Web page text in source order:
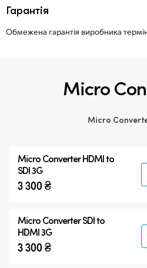
Гарантія
Обмежена гарантія виробника
Micro
Micro
Аксесуари
Micro ConverterHDMI to
SDI 3G
3 300 ₴
Micro ConverterSDI to
HDMI 3G
3 300 ₴